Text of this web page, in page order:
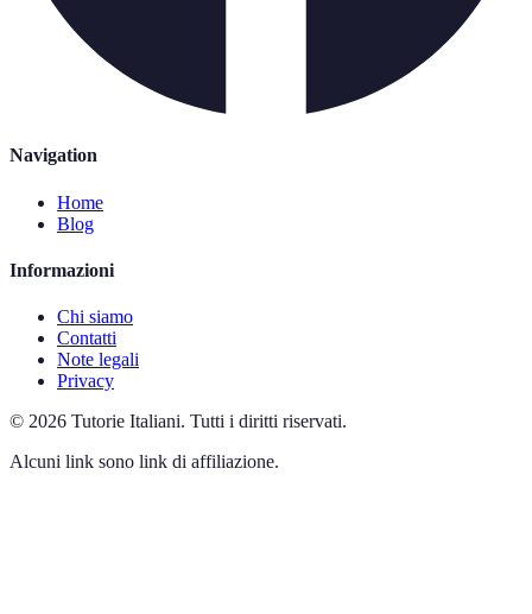
Navigation
Home
Blog
Informazioni
Chi siamo
Contatti
Note legali
Privacy
© 2026 Tutorie Italiani. Tutti i diritti riservati.
Alcuni link sono link di affiliazione.